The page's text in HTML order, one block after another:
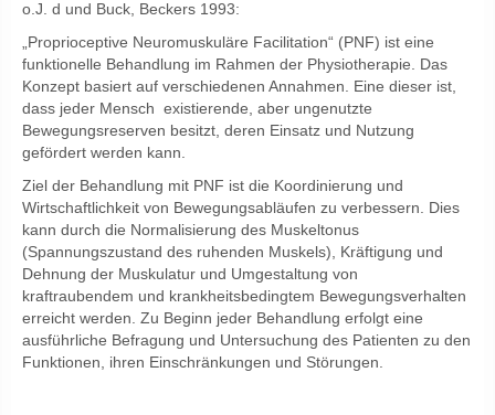
o.J. d und Buck, Beckers 1993:
„Proprioceptive Neuromuskuläre Facilitation“ (PNF) ist eine
funktionelle Behandlung im Rahmen der Physiotherapie. Das
Konzept basiert auf verschiedenen Annahmen. Eine dieser ist,
dass jeder Mensch existierende, aber ungenutzte
Bewegungsreserven besitzt, deren Einsatz und Nutzung
gefördert werden kann.
Ziel der Behandlung mit PNF ist die Koordinierung und
Wirtschaftlichkeit von Bewegungsabläufen zu verbessern. Dies
kann durch die Normalisierung des Muskeltonus
(Spannungszustand des ruhenden Muskels), Kräftigung und
Dehnung der Muskulatur und Umgestaltung von
kraftraubendem und krankheitsbedingtem Bewegungsverhalten
erreicht werden. Zu Beginn jeder Behandlung erfolgt eine
ausführliche Befragung und Untersuchung des Patienten zu den
Funktionen, ihren Einschränkungen und Störungen.